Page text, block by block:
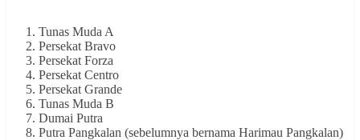
Tunas Muda A
Persekat Bravo
Persekat Forza
Persekat Centro
Persekat Grande
Tunas Muda B
Dumai Putra
Putra Pangkalan (sebelumnya bernama Harimau Pangkalan)